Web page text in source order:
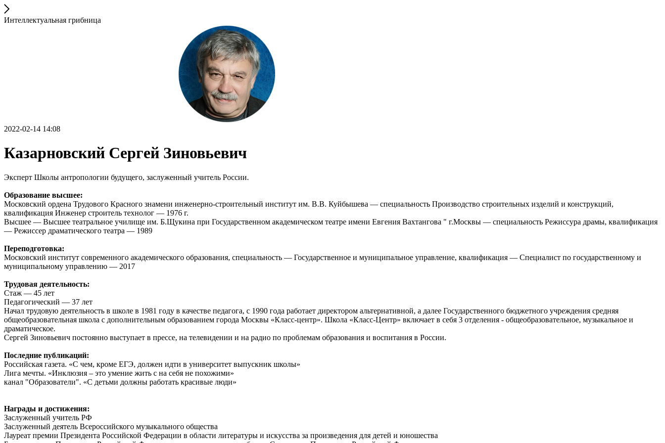
Интеллектуальная грибница
2022-02-14 14:08
Казарновский Сергей Зиновьевич
Эксперт Школы антропологии будущего, заслуженный учитель России.
Образование высшее:
Московский ордена Трудового Красного знамени инженерно-строительный институт им. В.В. Куйбышева — специальность Производство строительных изделий и конструкций,
квалификация Инженер строитель технолог — 1976 г.
Высшее — Высшее театральное училище им. Б.Щукина при Государственном академическом театре имени Евгения Вахтангова " г.Москвы — специальность Режиссура драмы, квалификация
— Режиссер драматического театра — 1989
Переподготовка:
Московский институт современного академического образования, специальность — Государственное и муниципальное управление, квалификация — Специалист по государственному и
муниципальному управлению — 2017
Трудовая деятельность:
Стаж — 45 лет
Педагогический — 37 лет
Начал трудовую деятельность в школе в 1981 году в качестве педагога, с 1990 года работает директором альтернативной, а далее Государственного бюджетного учреждения средняя
общеобразовательная школа с дополнительным образованием города Москвы «Класс-центр». Школа «Класс-Центр» включает в себя 3 отделения - общеобразовательное, музыкальное и
драматическое.
Сергей Зиновьевич постоянно выступает в прессе, на телевидении и на радио по проблемам образования и воспитания в России.
Последние публикаций:
Российская газета. «С чем, кроме ЕГЭ, должен идти в университет выпускник школы»
Лига мечты. «Инклюзия – это умение жить с на себя не похожими»
канал "Образователи". «С детьми должны работать красивые люди»
Награды и достижения:
Заслуженный учитель РФ
Заслуженный деятель Всероссийского музыкального общества
Лауреат премии Президента Российской Федерации в области литературы и искусства за произведения для детей и юношества